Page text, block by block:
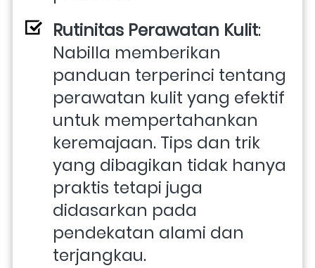
Rutinitas Perawatan Kulit:
Nabilla memberikan
panduan terperinci tentang
perawatan kulit yang efektif
untuk mempertahankan
keremajaan. Tips dan trik
yang dibagikan tidak hanya
praktis tetapi juga
didasarkan pada
pendekatan alami dan
terjangkau.